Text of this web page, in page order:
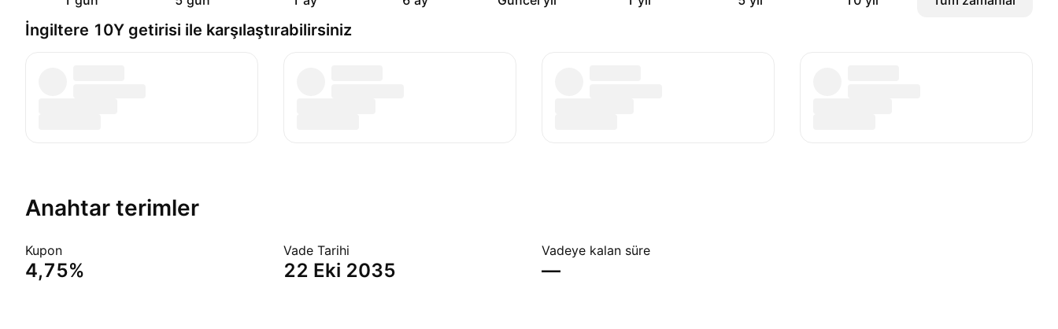
İngiltere 10Y getirisi ile karşılaştırabilirsiniz
Anahtar terimler
Kupon
4,75%
Vade Tarihi
22 Eki 2035
Vadeye kalan süre
—